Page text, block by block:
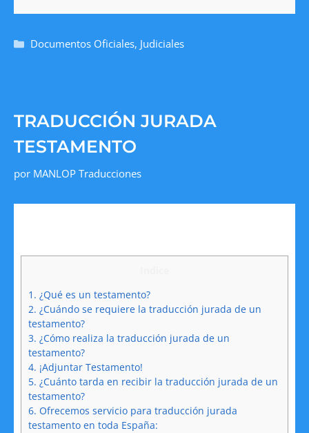
Documentos Oficiales, Judiciales
TRADUCCIÓN JURADA
TESTAMENTO
por MANLOP Traducciones
1. ¿Qué es un testamento?
2. ¿Cuándo se requiere la traducción jurada de un
testamento?
3. ¿Cómo realiza la traducción jurada de un
testamento?
4. ¡Adjuntar Testamento!
5. ¿Cuánto tarda en recibir la traducción jurada de un
testamento?
6. Ofrecemos servicio para traducción jurada
testamento en toda España: